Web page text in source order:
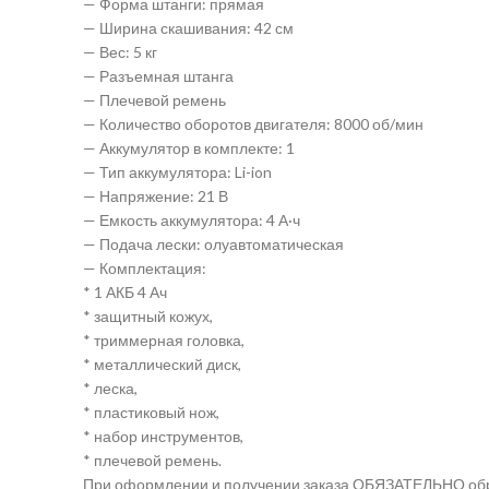
— Форма штанги: прямая
— Ширина скашивания: 42 см
— Вес: 5 кг
— Разъемная штанга
— Плечевой ремень
— Количество оборотов двигателя: 8000 об/мин
— Аккумулятор в комплекте: 1
— Тип аккумулятора: Li-ion
— Напряжение: 21 В
— Емкость аккумулятора: 4 А·ч
— Подача лески: олуавтоматическая
— Комплектация:
* 1 АКБ 4 Ач
* защитный кожух,
* триммерная головка,
* металлический диск,
* леска,
* пластиковый нож,
* набор инструментов,
* плечевой ремень.
При оформлении и получении заказа ОБЯЗАТЕЛЬНО